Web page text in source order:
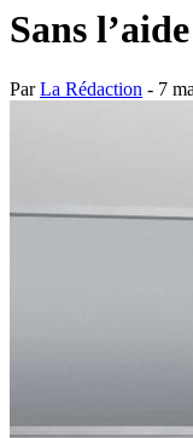
Sans
ParLa Rédaction - 7